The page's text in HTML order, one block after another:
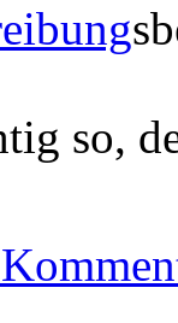
so,